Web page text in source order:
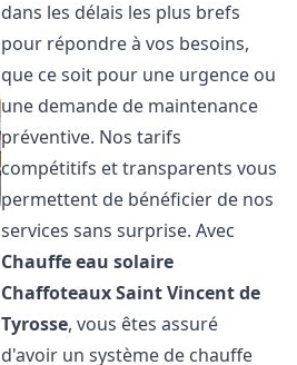
dans les délais les plus brefs
pour répondre à vos besoins,
que ce soit pour une urgence ou
une demande de maintenance
préventive. Nos tarifs
compétitifs et transparents vous
permettent de bénéficier de nos
services sans surprise. Avec
Chauffe eau solaire
ChaffoteauxSaint Vincent de
Tyrosse, vous êtes assuré
d'avoir un système de chauffe